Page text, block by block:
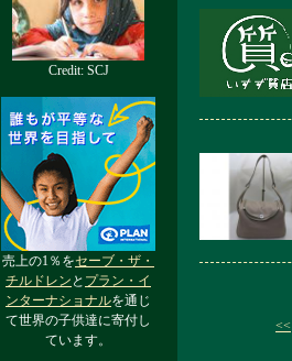
Credit: SCJ
売上の1％をセーブ・ザ・
チルドレン と プラン・イ
ンターナショナルを通じ
て世界の子供達に寄付し
ています。
<<